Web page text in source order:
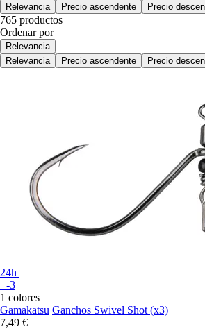
Relevancia
Precio ascendente Precio
765 productos
Ordenar por
Relevancia
Relevancia
Precio ascendente Precio
24h
+-3
1 colores
Gamakatsu Ganchos Swivel Shot (x3)
7,49 €